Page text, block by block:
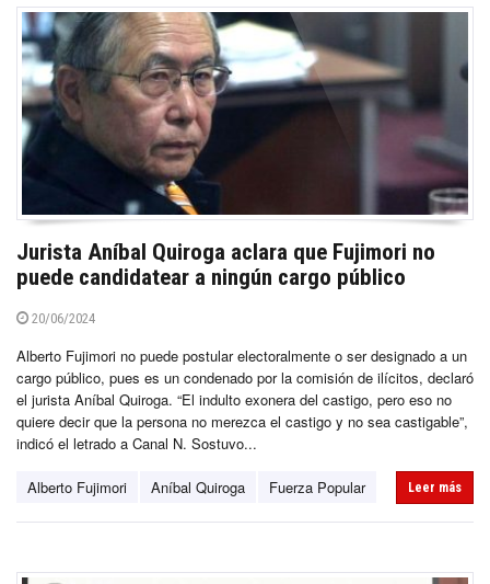
Jurista Aníbal Quiroga aclara que Fujimori no
puede candidatear a ningún cargo público
20/06/2024
Alberto Fujimori no puede postular electoralmente o ser designado a un
cargo público, pues es un condenado por la comisión de ilícitos, declaró
el jurista Aníbal Quiroga. “El indulto exonera del castigo, pero eso no
quiere decir que la persona no merezca el castigo y no sea castigable”,
indicó el letrado a Canal N. Sostuvo...
Alberto Fujimori Aníbal Quiroga Fuerza Popular Leer más